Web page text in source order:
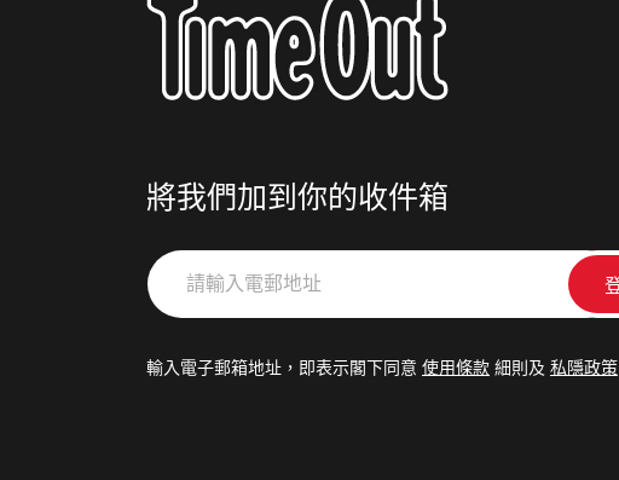
將我們加到你的收件箱
請
輸
郵
輸入電子郵箱地址，即表示閣下同意 使用條款 細則及 私隱政策